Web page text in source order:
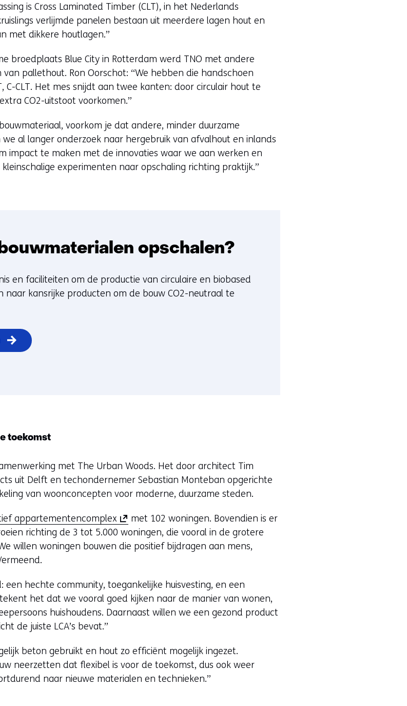
is Cross Laminated Timber (CLT), in het Nederlands
verlijmde panelen bestaan uit meerdere lagen hout en
met dikkere houtlagen.”
broedplaats Blue City in Rotterdam werd TNO met andere
pallethout. Ron Oorschot: “We hebben die handschoen
C-CLT. Het mes snijdt aan twee kanten: door circulair hout te
CO2-uitstoot voorkomen.”
voorkom je dat andere, minder duurzame
al langer onderzoek naar hergebruik van afvalhout en inlands
impact te maken met de innovaties waar we aan werken en
experimenten naar opschaling richting praktijk.”
opschalen?
en faciliteiten om de productie van circulaire en biobased
naar kansrijke producten om de bouw CO2-neutraal te
toekomst
met The Urban Woods. Het door architect Tim
uit Delft en techondernemer Sebastian Monteban opgerichte
van woonconcepten voor moderne, duurzame steden.
appartementencomplex
o
p
t
i
n
e
u
w
met 102 woningen. Bovendien is er
richting de 3 tot 5.000 woningen, die vooral in de grotere
willen woningen bouwen die positief bijdragen aan mens,
een hechte community, toegankelijke huisvesting, en een
het dat we vooral goed kijken naar de manier van wonen,
huishoudens. Daarnaast willen we een gezond product
de juiste LCA’s bevat.”
beton gebruikt en hout zo efficiënt mogelijk ingezet.
neerzetten dat flexibel is voor de toekomst, dus ook weer
naar nieuwe materialen en technieken.”